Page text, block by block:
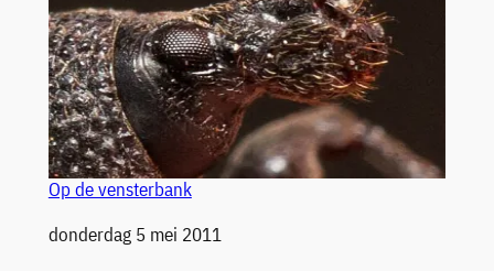
Op de vensterbank
Datum
donderdag 5 mei 2011